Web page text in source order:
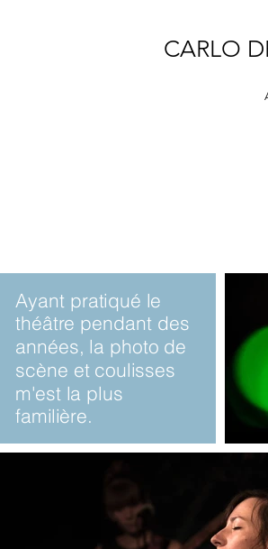
CARLO
Ayant pratiqué le
théâtre pendant des
années, la photo de
scène et coulisses
m'est la plus
familière.